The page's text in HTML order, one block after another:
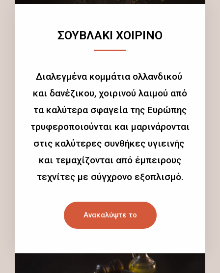
ΣΟΥΒΛΑΚΙ ΧΟΙΡΙΝΟ
Διαλεγμένα κομμάτια ολλανδικού
και δανέζικου, χοιρινού λαιμού από
τα καλύτερα σφαγεία της Ευρώπης
τρυφεροποιούνται και μαρινάρονται
στις καλύτερες συνθήκες υγιεινής
και τεμαχίζονται από έμπειρους
τεχνίτες με σύγχρονο εξοπλισμό.
Ανακαλύψτε το